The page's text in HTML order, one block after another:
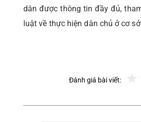
dân được thông tin đầy đủ,
luật về thực hiện dân chủ ở cơ
Đánh giá bài viết: